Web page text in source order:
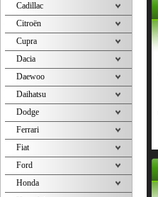
Cadillac
Citroën
Cupra
Dacia
Daewoo
Daihatsu
Dodge
Ferrari
Fiat
Ford
Honda